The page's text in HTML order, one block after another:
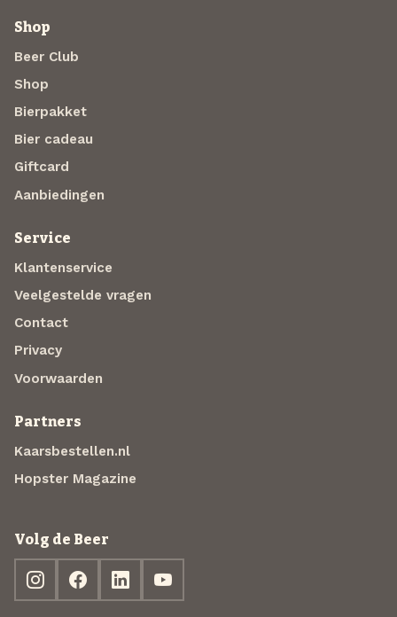
Shop
Beer Club
Shop
Bierpakket
Bier cadeau
Giftcard
Aanbiedingen
Service
Klantenservice
Veelgestelde vragen
Contact
Privacy
Voorwaarden
Partners
Kaarsbestellen.nl
Hopster Magazine
Volg de Beer